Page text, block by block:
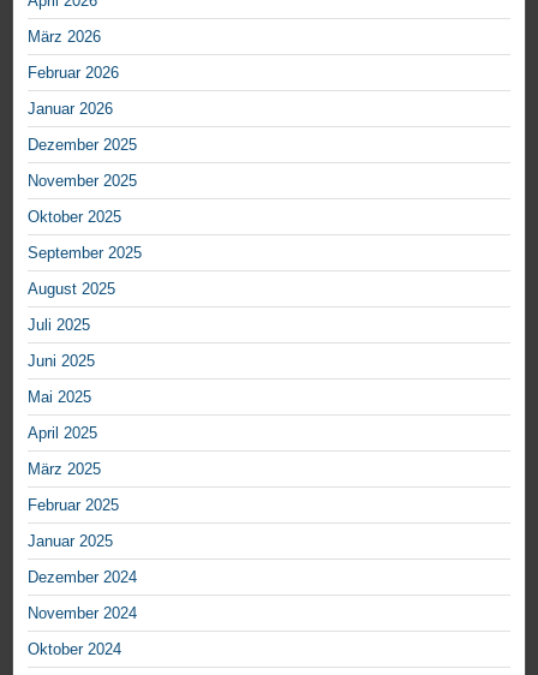
März 2026
Februar 2026
Januar 2026
Dezember 2025
November 2025
Oktober 2025
September 2025
August 2025
Juli 2025
Juni 2025
Mai 2025
April 2025
März 2025
Februar 2025
Januar 2025
Dezember 2024
November 2024
Oktober 2024